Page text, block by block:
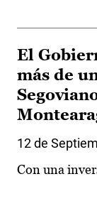
El
más de
12 de
Con una